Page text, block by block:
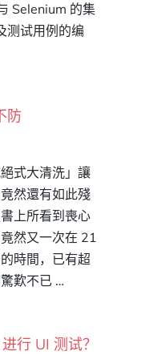
Selenium 的集
测试用例的编
防
式大清洗」讓
然還有如此殘
上所看到喪心
然又一次在 21
時間，已有超
歎不已 …
行 UI 测试？